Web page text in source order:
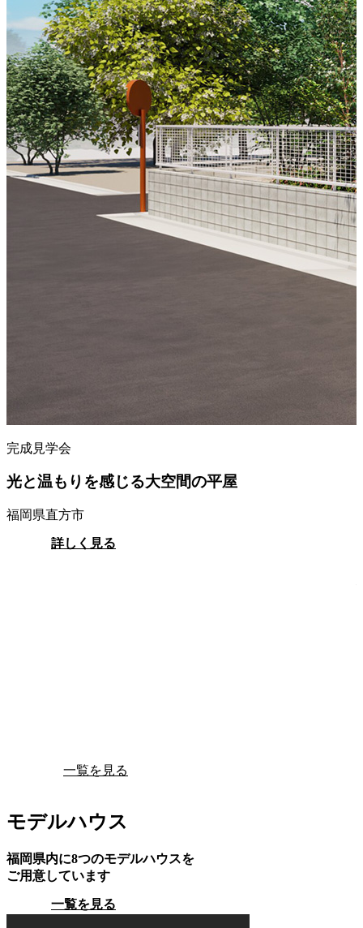
完成見学会
光と温もりを感じる大空間の平屋
福岡県直方市
詳しく見る
一覧を見る
モデルハウス
福岡県内に8つのモデルハウスを
ご用意しています
一覧を見る